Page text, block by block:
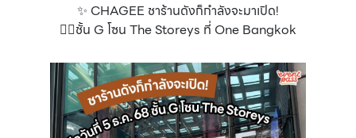
✨ CHAGEE ชาร้านดังก็กำลังจะมาเปิด!
👉🏻ชั้น G โซน The Storeys ที่ One Bangkok